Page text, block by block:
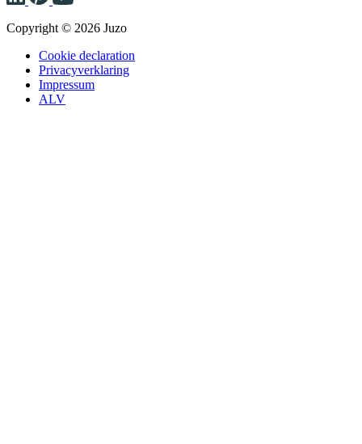
Copyright © 2026 Juzo
Cookie declaration
Privacyverklaring
Impressum
ALV